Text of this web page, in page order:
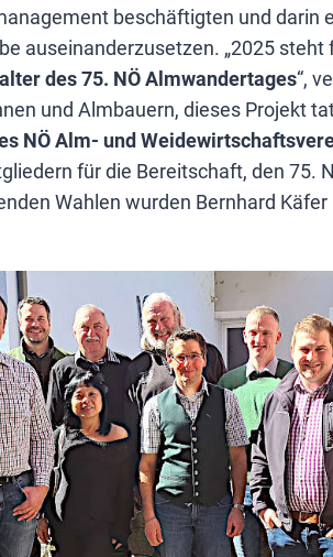
beschäftigten und darin
auseinanderzusetzen. „2025 steht
des 75. NÖ Almwandertages“,
und Almbauern, dieses Projekt
NÖ Alm- und
für die Bereitschaft, den 75.
Wahlen wurden Bernhard